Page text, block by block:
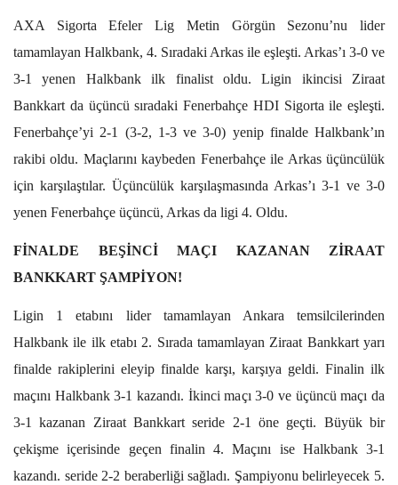
AXA Sigorta Efeler Lig Metin Görgün Sezonu’nu lider
tamamlayan Halkbank, 4. Sıradaki Arkas ile eşleşti. Arkas’ı 3-0 ve
3-1 yenen Halkbank ilk finalist oldu. Ligin ikincisi Ziraat
Bankkart da üçüncü sıradaki Fenerbahçe HDI Sigorta ile eşleşti.
Fenerbahçe’yi 2-1 (3-2, 1-3 ve 3-0) yenip finalde Halkbank’ın
rakibi oldu. Maçlarını kaybeden Fenerbahçe ile Arkas üçüncülük
için karşılaştılar. Üçüncülük karşılaşmasında Arkas’ı 3-1 ve 3-0
yenen Fenerbahçe üçüncü, Arkas da ligi 4. Oldu.
FİNALDE BEŞİNCİ MAÇI KAZANAN ZİRAAT
BANKKART ŞAMPİYON!
Ligin 1 etabını lider tamamlayan Ankara temsilcilerinden
Halkbank ile ilk etabı 2. Sırada tamamlayan Ziraat Bankkart yarı
finalde rakiplerini eleyip finalde karşı, karşıya geldi. Finalin ilk
maçını Halkbank 3-1 kazandı. İkinci maçı 3-0 ve üçüncü maçı da
3-1 kazanan Ziraat Bankkart seride 2-1 öne geçti. Büyük bir
çekişme içerisinde geçen finalin 4. Maçını ise Halkbank 3-1
kazandı. seride 2-2 beraberliği sağladı. Şampiyonu belirleyecek 5.